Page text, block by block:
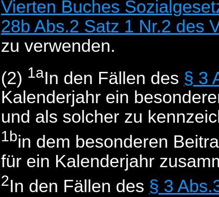
Vierten Buches
28b Abs.2 Satz 1 Nr.2 des
zu verwenden.
(2) 1aIn den Fällen des § 3
Kalenderjahr ein
und als solcher zu
1bin dem besonderen
für ein Kalenderjahr
2In den Fällen des § 3